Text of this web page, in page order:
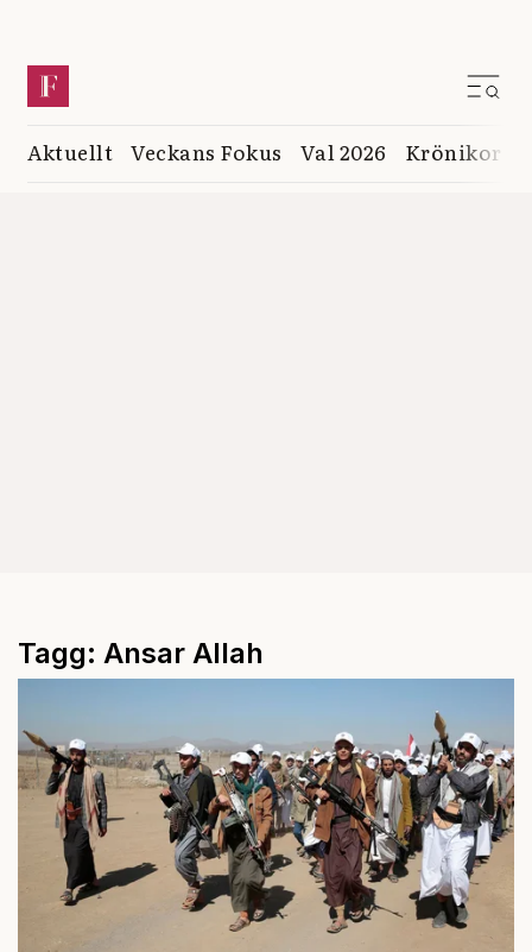
Aktuellt Veckans Fokus Val 2026 Krönikor
Tagg: Ansar Allah